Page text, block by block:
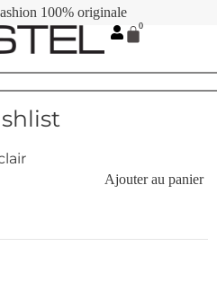
100% originale
Ajouter au panier